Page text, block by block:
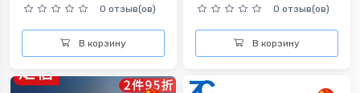
0 отзыв(ов)
В корзину
0 отзыв(ов)
В корзину